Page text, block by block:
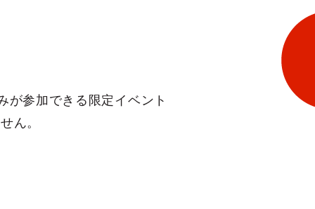
が参加できる限定イベント
ん。